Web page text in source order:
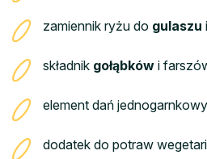
zamiennik ryżu do gulaszu
składnik gołąbków i
element dań
dodatek do potraw